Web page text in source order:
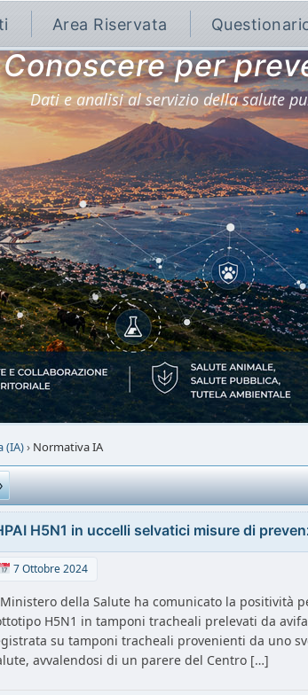
Area Riservata
Conoscere per
Dati e analisi al servizio della salute
(IA)› Normativa IA
H5N1 in uccelli selvatici misure di
7 Ottobre 2024
della Salute ha comunicato la positività
H5N1 in tamponi tracheali prelevati da
su tamponi tracheali provenienti da uno
avvalendosi di un parere del Centro […]